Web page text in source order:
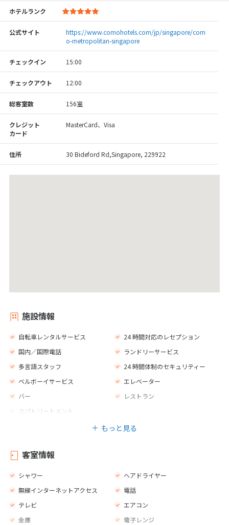
ホテルランク
公式サイト
https://www.comohotels.com/jp/singapore/com
o-metropolitan-singapore
チェックイン 15:00
チェックアウト 12:00
総客室数 156室
クレジット
カード
MasterCard、Visa
住所 30 Bideford Rd,Singapore, 229922
施設情報
自転車レンタルサービス
24 時間対応のレセプション
国内／国際電話
ランドリーサービス
多言語スタッフ
24 時間体制のセキュリティー
ベルボーイサービス
エレベーター
バー
レストラン
スパトリートメント
もっと見る
客室情報
シャワー
ヘアドライヤー
無線インターネットアクセス
電話
テレビ
エアコン
金庫
電子レンジ